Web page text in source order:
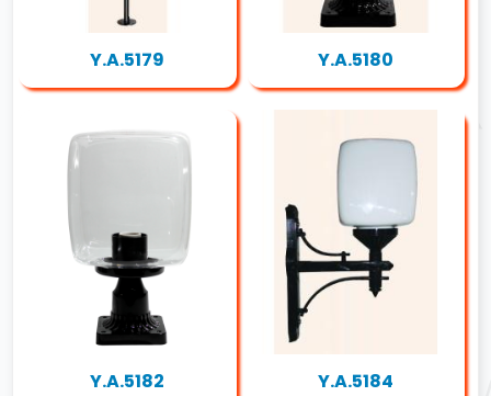
Y.A.5179 Y.A.5180
Y.A.5182 Y.A.5184